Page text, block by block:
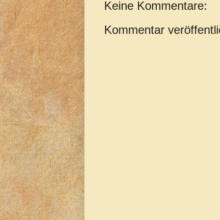
Keine Kommentare:
Kommentar